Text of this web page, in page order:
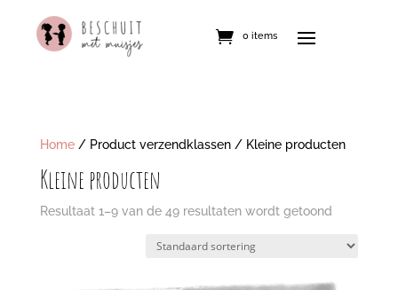
0 items
Home/ Product verzendklassen / Kleine producten
Kleine producten
Resultaat 1–9 van de 49 resultaten wordt getoond